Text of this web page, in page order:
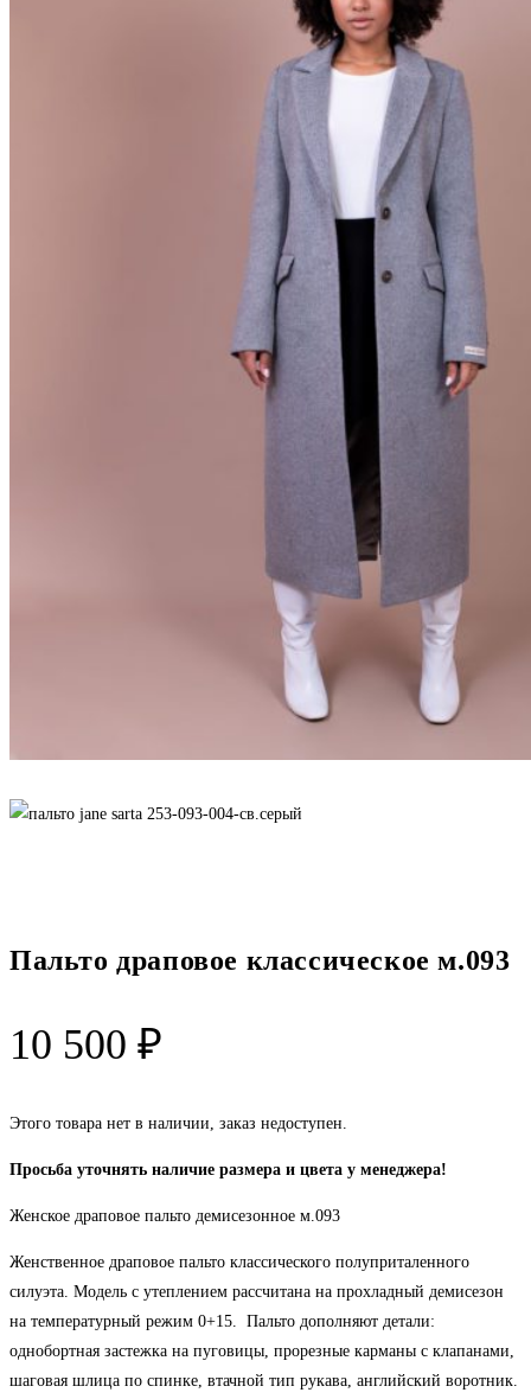
Пальто драповое классическое м.093
10 500 ₽
Этого товара нет в наличии, заказ недоступен.
Просьба уточнять наличие размера и цвета у менеджера!
Женское драповое пальто демисезонное м.093
Женственное драповое пальто классического полуприталенного
силуэта. Модель с утеплением рассчитана на прохладный демисезон
на температурный режим 0+15. Пальто дополняют детали:
однобортная застежка на пуговицы, прорезные карманы с клапанами,
шаговая шлица по спинке, втачной тип рукава, английский воротник.